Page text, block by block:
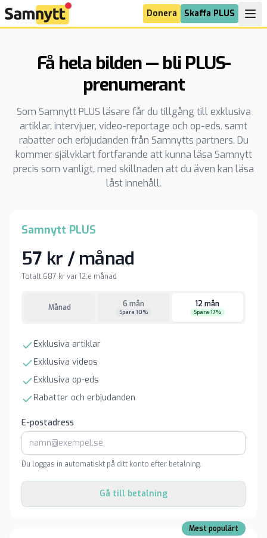
Donera Skaffa PLUS
Få hela bilden — bli PLUS-
prenumerant
Som Samnytt PLUS läsare får du tillgång till exklusiva
artiklar, intervjuer, video-reportage och op-eds. samt
rabatter och erbjudanden från Samnytts partners. Du
kommer självklart fortfarande att kunna läsa Samnytt
precis som vanligt, med skillnaden att du även kan läsa
låst innehåll.
Samnytt PLUS
57 kr / månad
Totalt 687 kr var 12:e månad
Månad 6 mån
Spara 10%
12 mån
Spara 17%
Exklusiva artiklar
Exklusiva videos
Exklusiva op-eds
Rabatter och erbjudanden
E-postadress
Du loggas in automatiskt på ditt konto efter betalning.
Gå till betalning
Mest populärt